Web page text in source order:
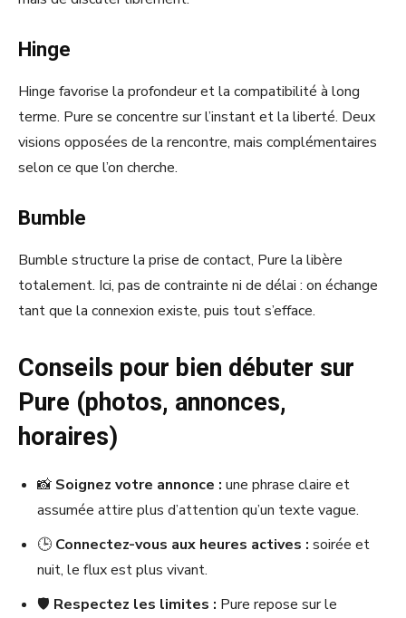
Hinge
Hinge favorise la profondeur et la compatibilité à long
terme. Pure se concentre sur l’instant et la liberté. Deux
visions opposées de la rencontre, mais complémentaires
selon ce que l’on cherche.
Bumble
Bumble structure la prise de contact, Pure la libère
totalement. Ici, pas de contrainte ni de délai : on échange
tant que la connexion existe, puis tout s’efface.
Conseils pour bien débuter sur
Pure (photos, annonces,
horaires)
📸 Soignez votre annonce : une phrase claire et
assumée attire plus d’attention qu’un texte vague.
🕒 Connectez-vous aux heures actives : soirée et
nuit, le flux est plus vivant.
🛡️ Respectez les limites : Pure repose sur le